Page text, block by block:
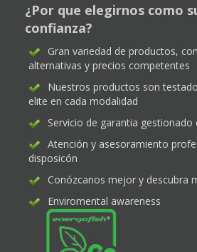
¿Por que elegirnos como
confianza?
Gran variedad de productos,
alternativas y precios competentes
Nuestros productos son
elite en cada modalidad
Servicio de garantia gestionado
Atención y asesoramiento
disposicón
Conózcanos mejor y descubra
Enviromental awareness